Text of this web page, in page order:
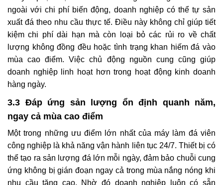
ngoài với chi phí biến động, doanh nghiệp có thể tự sản
xuất đá theo nhu cầu thực tế. Điều này không chỉ giúp tiết
kiệm chi phí dài hạn mà còn loại bỏ các rủi ro về chất
lượng không đồng đều hoặc tình trạng khan hiếm đá vào
mùa cao điểm. Việc chủ động nguồn cung cũng giúp
doanh nghiệp linh hoạt hơn trong hoạt động kinh doanh
hàng ngày.
3.3 Đáp ứng sản lượng ổn định quanh năm,
ngay cả mùa cao điểm
Một trong những ưu điểm lớn nhất của máy làm đá viên
công nghiệp là khả năng vận hành liên tục 24/7. Thiết bị có
thể tạo ra sản lượng đá lớn mỗi ngày, đảm bảo chuỗi cung
ứng không bị gián đoạn ngay cả trong mùa nắng nóng khi
nhu cầu tăng cao. Nhờ đó doanh nghiệp luôn có sẵn